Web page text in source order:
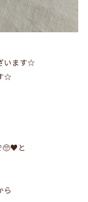
います☆
☆
🥺♥️と
ら